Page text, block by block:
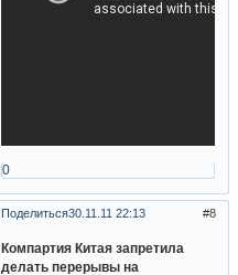
0
Поделиться 8
30.11.11 22:13
Компартия Китая запретила
делать перерывы на